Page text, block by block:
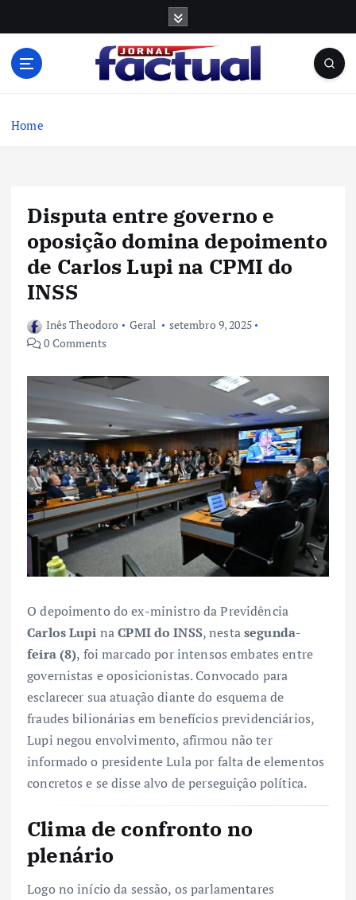
Home
Disputa entre governo e
oposição domina depoimento
de Carlos Lupi na CPMI do
INSS
Inês Theodoro Geral
setembro 9, 2025
0 Comments
O depoimento do ex-ministro da Previdência
Carlos Lupi naCPMI do INSS, nestasegunda-
feira (8), foi marcado por intensos embates entre
governistas e oposicionistas. Convocado para
esclarecer sua atuação diante do esquema de
fraudes bilionárias em benefícios previdenciários,
Lupi negou envolvimento, afirmou não ter
informado o presidente Lula por falta de elementos
concretos e se disse alvo de perseguição política.
Clima de confronto no
plenário
Logo no início da sessão, os parlamentares